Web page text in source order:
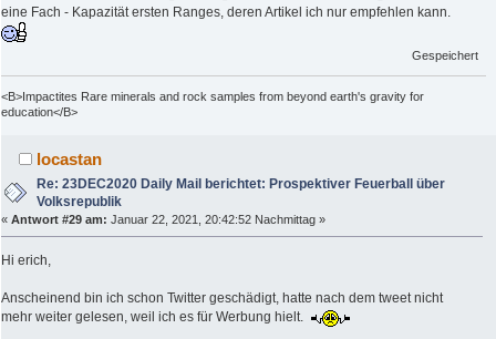
eine Fach - Kapazität ersten Ranges, deren Artikel ich nur empfehlen kann.
Gespeichert
<B>Impactites Rare minerals and rock samples from beyond earth's gravity for
education</B>
locastan
Re: 23DEC2020 Daily Mail berichtet: Prospektiver Feuerball über
Volksrepublik
« Antwort #29 am: Januar 22, 2021, 20:42:52 Nachmittag »
Hi erich,
Anscheinend bin ich schon Twitter geschädigt, hatte nach dem tweet nicht
mehr weiter gelesen, weil ich es für Werbung hielt.